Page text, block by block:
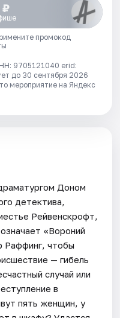
₽
промокод
9705121040 erid:
до 30 сентября 2026
мероприятие на Яндекс
Доном
детектива,
Рейвенскрофт,
«Вороний
Раффинг, чтобы
— гибель
случай или
в
пять женщин, у